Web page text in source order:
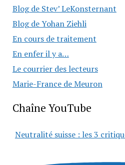
Blog de Stev’ LeKonsternant
Blog de Yohan Ziehli
En cours de traitement
En enfer il y a…
Le courrier des lecteurs
Marie-France de Meuron
Chaîne YouTube
Neutralité suisse : les 3